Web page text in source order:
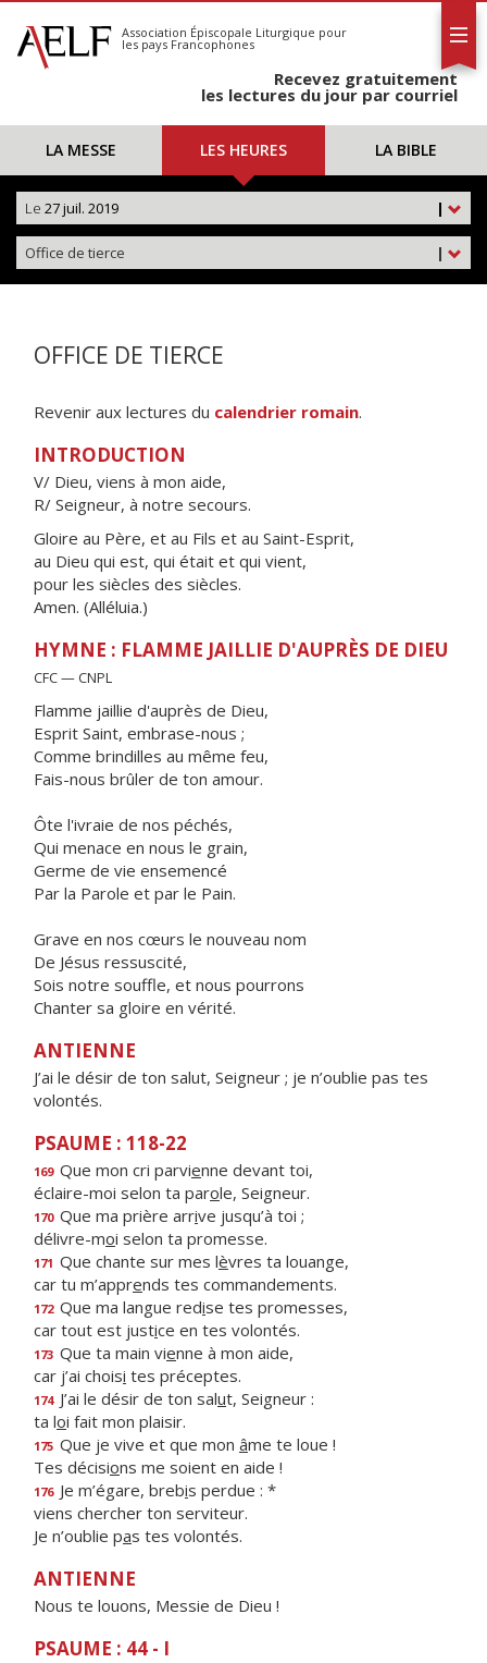
S'abonner
Calendrier
Association Épiscopale Liturgique pour
les pays Francophones
Recevez gratuitement
les lectures du jour par courriel
LA MESSE LES HEURES LA BIBLE
|
Le 27 juil. 2019
|
Office de tierce
OFFICE DE TIERCE
Revenir aux lectures du calendrier romain.
INTRODUCTION
V/ Dieu, viens à mon aide,
R/ Seigneur, à notre secours.
Gloire au Père, et au Fils et au Saint-Esprit,
au Dieu qui est, qui était et qui vient,
pour les siècles des siècles.
Amen. (Alléluia.)
HYMNE : FLAMME JAILLIE D'AUPRÈS DE DIEU
CFC — CNPL
Flamme jaillie d'auprès de Dieu,
Esprit Saint, embrase-nous ;
Comme brindilles au même feu,
Fais-nous brûler de ton amour.
Ôte l'ivraie de nos péchés,
Qui menace en nous le grain,
Germe de vie ensemencé
Par la Parole et par le Pain.
Grave en nos cœurs le nouveau nom
De Jésus ressuscité,
Sois notre souffle, et nous pourrons
Chanter sa gloire en vérité.
ANTIENNE
J’ai le désir de ton salut, Seigneur ; je n’oublie pas tes
volontés.
PSAUME : 118-22
169 Que mon cri parvienne devant toi,
éclaire-moi selon ta parole, Seigneur.
170 Que ma prière arrive jusqu’à toi ;
délivre-moi selon ta promesse.
171 Que chante sur mes lèvres ta louange,
car tu m’apprends tes commandements.
172 Que ma langue redise tes promesses,
car tout est justice en tes volontés.
173 Que ta main vienne à mon aide,
car j’ai choisi tes préceptes.
174 J’ai le désir de ton salut, Seigneur :
ta loi fait mon plaisir.
175 Que je vive et que mon âme te loue !
Tes décisions me soient en aide !
176 Je m’égare, brebis perdue : *
viens chercher ton serviteur.
Je n’oublie pas tes volontés.
ANTIENNE
Nous te louons, Messie de Dieu !
PSAUME : 44 - I